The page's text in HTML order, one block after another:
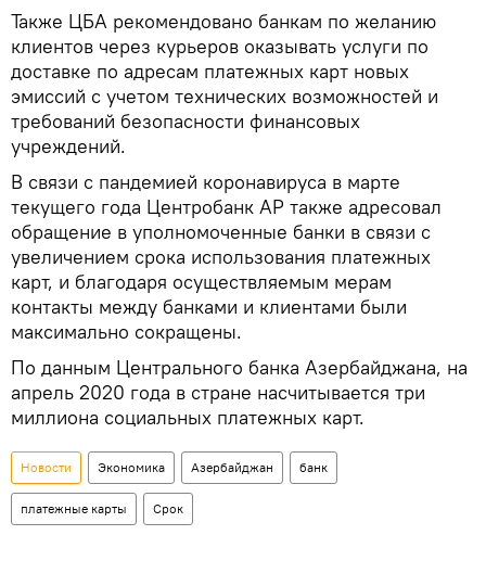
Также ЦБА рекомендовано банкам по желанию
клиентов через курьеров оказывать услуги по
доставке по адресам платежных карт новых
эмиссий с учетом технических возможностей и
требований безопасности финансовых
учреждений.
В связи с пандемией коронавируса в марте
текущего года Центробанк АР также адресовал
обращение в уполномоченные банки в связи с
увеличением срока использования платежных
карт, и благодаря осуществляемым мерам
контакты между банками и клиентами были
максимально сокращены.
По данным Центрального банка Азербайджана, на
апрель 2020 года в стране насчитывается три
миллиона социальных платежных карт.
Новости Экономика Азербайджан банк
платежные карты Срок